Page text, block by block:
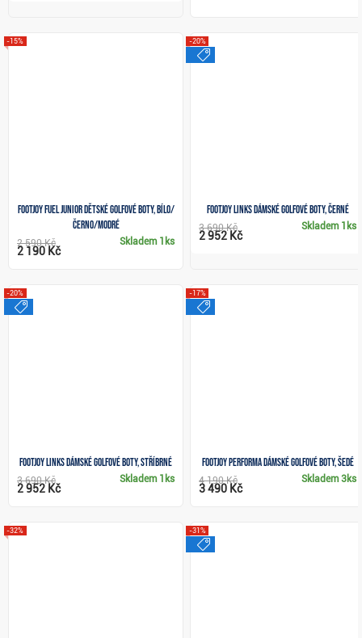
FootJoy Fuel Junior dětské golfové boty, bílo/
černo/modré
-15%
Skladem 1ks
2 590 Kč
2 190 Kč
FootJoy Links dámské golfové boty, černé
-20%
Skladem 1ks
3 690 Kč
2 952 Kč
FootJoy Links dámské golfové boty, stříbrné
-20%
Skladem 1ks
3 690 Kč
2 952 Kč
FootJoy Performa dámské golfové boty, šedé
-17%
Skladem3ks
4 190 Kč
3 490 Kč
-32% -31%